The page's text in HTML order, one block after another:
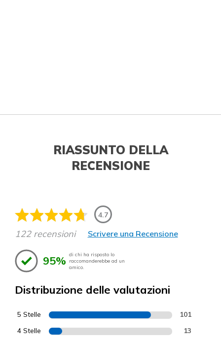
RIASSUNTO DELLA
RECENSIONE
4.7
122 recensioni Scrivere una Recensione
95% di chi ha risposto lo
raccomanderebbe ad un
amico.
Distribuzione delle valutazioni
5 Stelle 101
4 Stelle 13